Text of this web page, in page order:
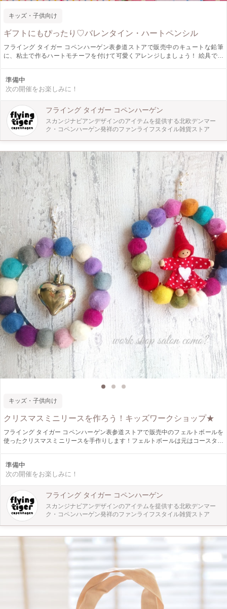
キッズ・子供向け
ギフトにもぴったり♡バレンタイン・ハートペンシル
フライング タイガー コペンハーゲン表参道ストアで販売中のキュートな鉛筆
に、粘土で作るハートモチーフを付けて可愛くアレンジしましょう！ 絵具で粘
しい気分になる鉛筆です。 簡単なものから難易度の高いものまで、制作される
方の年齢や好みによって調整が出来ますので小さなお子様でも安心して参加がで
準備中
次の開催をお楽しみに！
フライング タイガー コペンハーゲン
スカンジナビアンデザインのアイテムを提供する北欧デンマー
ク・コペンハーゲン発祥のファンライフスタイル雑貨ストア
キッズ・子供向け
クリスマスミニリースを作ろう！キッズワークショップ★
フライング タイガー コペンハーゲン表参道ストアで販売中のフェルトボールを
使ったクリスマスミニリースを手作りします！フェルトボールは元はコースター
も安心して参加ができ、オリジナルのミニリースが出来上がります。
準備中
次の開催をお楽しみに！
フライング タイガー コペンハーゲン
スカンジナビアンデザインのアイテムを提供する北欧デンマー
ク・コペンハーゲン発祥のファンライフスタイル雑貨ストア